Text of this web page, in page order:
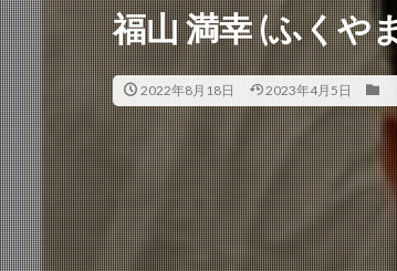
福山 満幸 (ふくや
2022年8月18日 2023年4月5日